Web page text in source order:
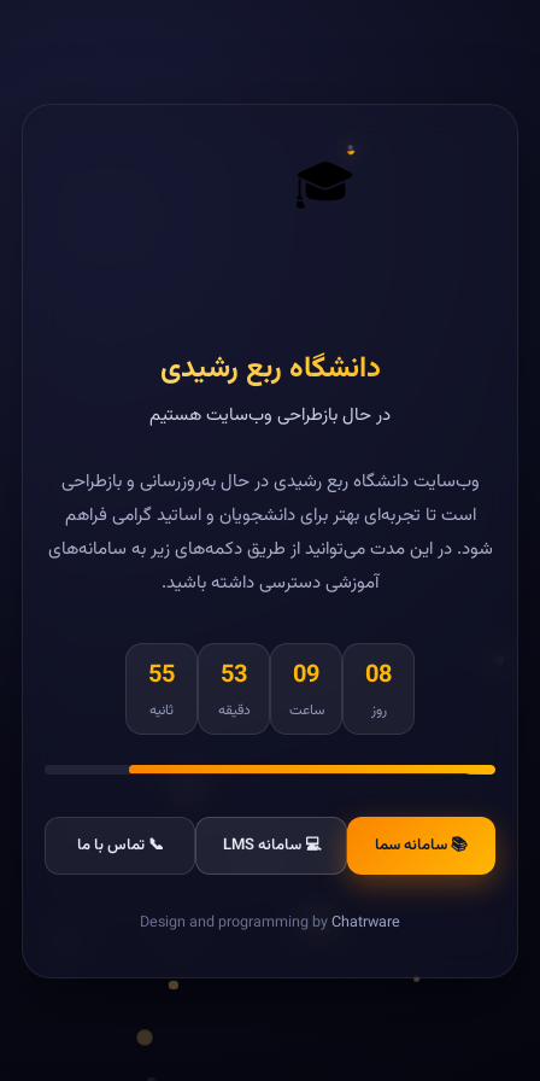
🎓
دانشگاه ربع رشیدی
در حال بازطراحی وب‌سایت هستیم
وب‌سایت دانشگاه ربع رشیدی در حال به‌روزرسانی و بازطراحی
است تا تجربه‌ای بهتر برای دانشجویان و اساتید گرامی فراهم
شود. در این مدت می‌توانید از طریق دکمه‌های زیر به سامانه‌های
آموزشی دسترسی داشته باشید.
08
روز
09
ساعت
53
دقیقه
55
ثانیه
📚 سامانه سما 💻 سامانه LMS 📞 تماس با ما
Design and programming byChatrware